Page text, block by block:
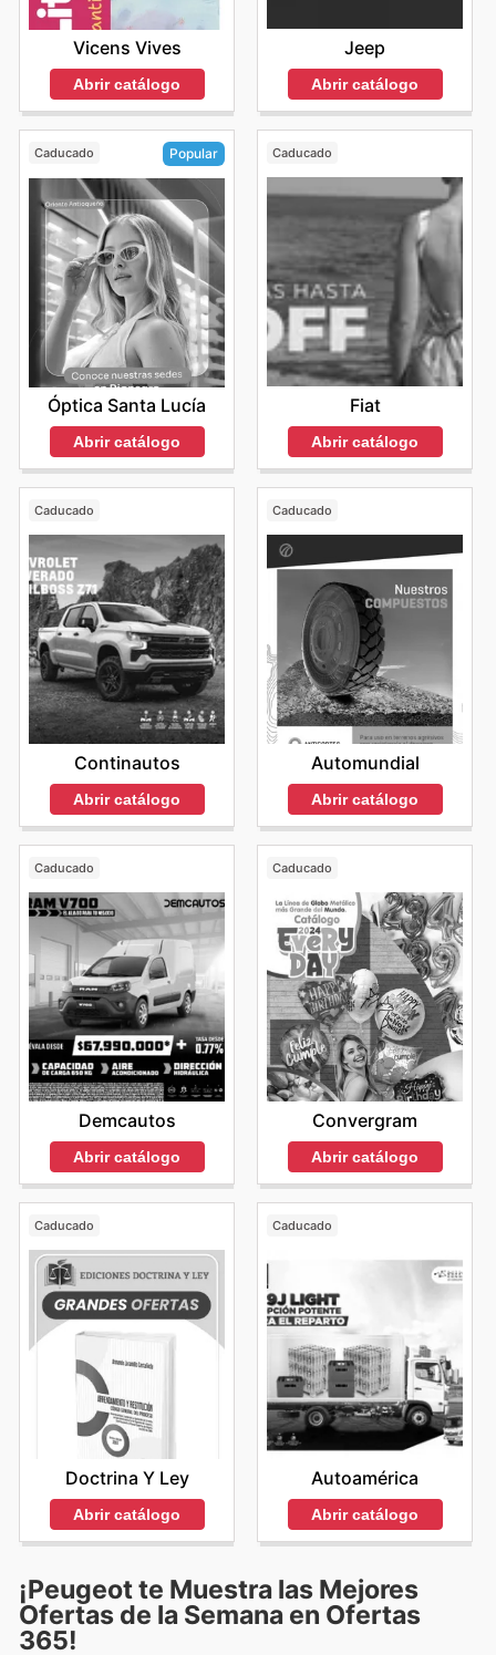
Vicens Vives
Abrir catálogo
Jeep
Abrir catálogo
Caducado Popular
Óptica Santa Lucía
Abrir catálogo
Caducado
Fiat
Abrir catálogo
Caducado
Continautos
Abrir catálogo
Caducado
Automundial
Abrir catálogo
Caducado
Demcautos
Abrir catálogo
Caducado
Convergram
Abrir catálogo
Caducado
Doctrina Y Ley
Abrir catálogo
Caducado
Autoamérica
Abrir catálogo
¡Peugeot te Muestra las Mejores
Ofertas de la Semana en Ofertas
365!